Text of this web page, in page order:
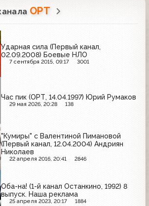
ОРТ
Ударная сила (Первый канал,
02.09.2008) Боевые НЛО
7 сентября 2015, 09:17 3001
Час пик (ОРТ, 14.04.1997) Юрий Румаков
29 мая 2026, 20:28 138
"Кумиры" с Валентиной Пимановой
(Первый канал, 12.04.2004) Андриян
Николаев
22 апреля 2016, 20:41 2846
Оба-на! (1-й канал Останкино, 1992) 8
выпуск. Наша реклама
25 апреля 2023, 20:17 1884